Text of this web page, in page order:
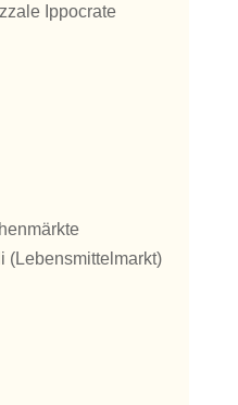
Ippocrate
(Lebensmittelmarkt)